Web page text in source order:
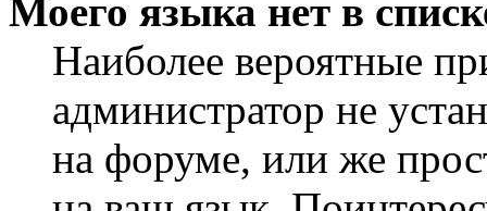
Моего языка нет в
Наиболее вероятные
администратор не
на форуме, или же